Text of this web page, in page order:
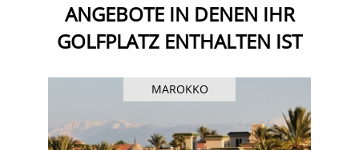
ANGEBOTE IN DENEN IHR
GOLFPLATZ ENTHALTEN IST
MAROKKO